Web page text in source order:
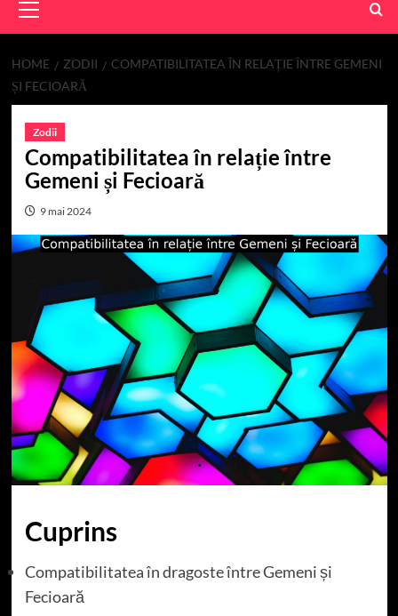
Menu
HOME ZODII
COMPATIBILITATEA ÎN RELAȚIE ÎNTRE GEMENI
ȘI FECIOARĂ
Zodii
Compatibilitatea în relație între
Gemeni și Fecioară
9 mai 2024
Cuprins
Compatibilitatea în dragoste între Gemeni și
Fecioară